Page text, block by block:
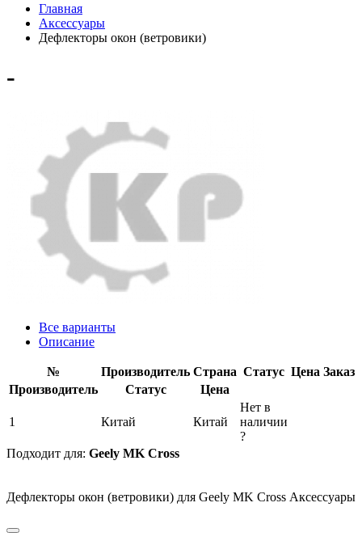
Главная
Аксессуары
Дефлекторы окон (ветровики)
-
Все варианты
Описание
№ Производитель Страна Статус Цена Заказ
Производитель
Статус Цена
1 Китай Китай
Нет в
наличии
?
Подходит для: Geely MK Cross
Дефлекторы окон (ветровики) для Geely MK Cross Аксессуары